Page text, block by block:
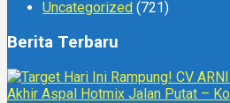
Uncategorized (721)
Berita Terbaru